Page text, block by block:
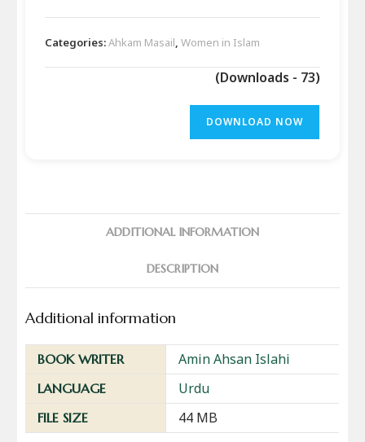
Categories:Ahkam Masail,Women in Islam
(Downloads - 73)
DOWNLOAD NOW
ADDITIONAL INFORMATION
DESCRIPTION
Additional information
BOOK WRITER Amin Ahsan Islahi
LANGUAGE Urdu
FILE SIZE 44 MB